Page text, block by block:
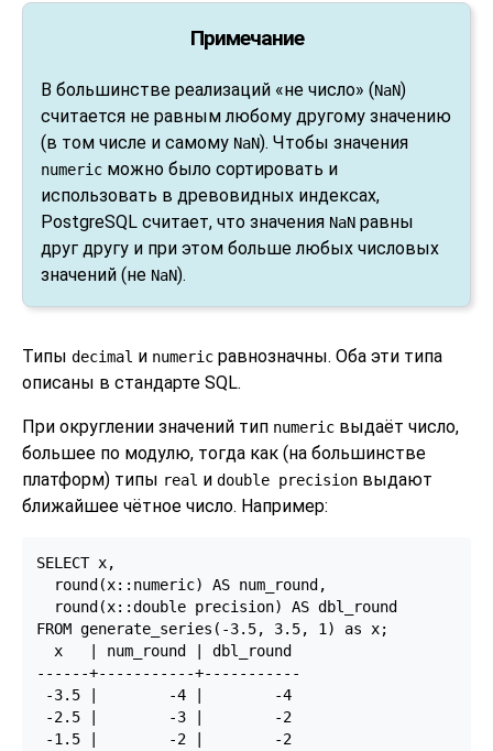
Примечание
В большинстве реализаций «не число» (NaN)
считается не равным любому другому значению
(в том числе и самому NaN). Чтобы значения
numeric можно было сортировать и
использовать в древовидных индексах,
PostgreSQL считает, что значения NaN равны
друг другу и при этом больше любых числовых
значений (не NaN).
Типы decimal и numeric равнозначны. Оба эти типа
описаны в стандарте SQL.
При округлении значений тип numeric выдаёт число,
большее по модулю, тогда как (на большинстве
платформ) типы real и double precision выдают
ближайшее чётное число. Например:
SELECT x,
  round(x::numeric) AS num_round,
  round(x::double precision) AS dbl_round
FROM generate_series(-3.5, 3.5, 1) as x;
  x   | num_round | dbl_round
------+-----------+-----------
-3.5 |        -4 |        -4
-2.5 |        -3 |        -2
-1.5 |        -2 |        -2